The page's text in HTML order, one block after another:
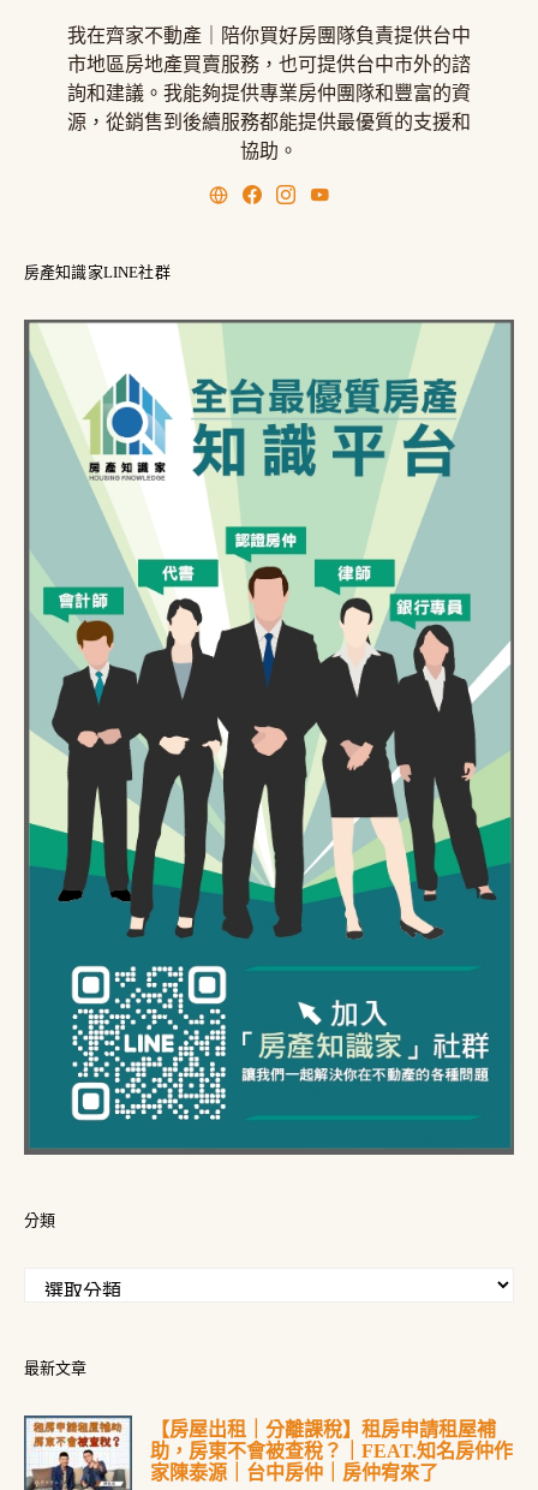
我在齊家不動產｜陪你買好房團隊負責提供台中
市地區房地產買賣服務，也可提供台中市外的諮
詢和建議。我能夠提供專業房仲團隊和豐富的資
源，從銷售到後續服務都能提供最優質的支援和
協助。
房產知識家LINE社群
分類
最新文章
【房屋出租｜分離課稅】租房申請租屋補
助，房東不會被查稅？｜FEAT.知名房仲作
家陳泰源｜台中房仲｜房仲宥來了